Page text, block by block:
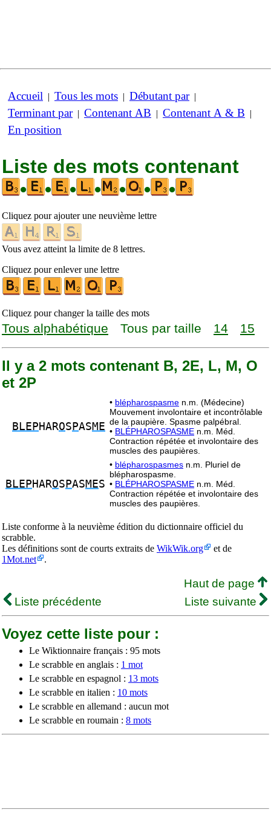
Accueil | Tous les mots | Débutant par|
Terminant par| Contenant AB | Contenant A & B |
En position
Liste des mots contenant
•
• • • • • •
Cliquez pour ajouter une neuvième lettre
Vous avez atteint la limite de 8 lettres.
Cliquez pour enlever une lettre
Cliquez pour changer la taille des mots
Tous alphabétique Tous par taille 14 15
Il y a 2 mots contenant B, 2E, L, M, O
et 2P
BLEP HAROS PASME
• blépharospasme n.m. (Médecine)
Mouvement involontaire et incontrôlable
de la paupière. Spasme palpébral.
• BLÉPHAROSPASME n.m. Méd.
Contraction répétée et involontaire des
muscles des paupières.
BLEP HAROS PASMES
• blépharospasmes n.m. Pluriel de
blépharospasme.
• BLÉPHAROSPASME n.m. Méd.
Contraction répétée et involontaire des
muscles des paupières.
Liste conforme à la neuvième édition du dictionnaire officiel du
scrabble.
Les définitions sont de courts extraits de WikWik.org
et de
1Mot.net
.
Haut de page
Liste précédente
Liste suivante
Voyez cette liste pour :
Le Wiktionnaire français : 95 mots
Le scrabble en anglais : 1 mot
Le scrabble en espagnol : 13 mots
Le scrabble en italien : 10 mots
Le scrabble en allemand : aucun mot
Le scrabble en roumain : 8 mots